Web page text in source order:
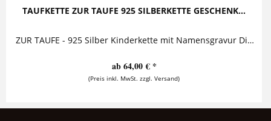
TAUFKETTE ZUR TAUFE 925 SILBERKETTE GESCHENK...
ZUR TAUFE - 925 Silber Kinderkette mit Namensgravur Diese zauberhafte Taufkette besteht aus zwei Anhängern in deren Mitte ein Geburtsstein...
ab 64,00 € *
(Preis inkl. MwSt. zzgl. Versand)